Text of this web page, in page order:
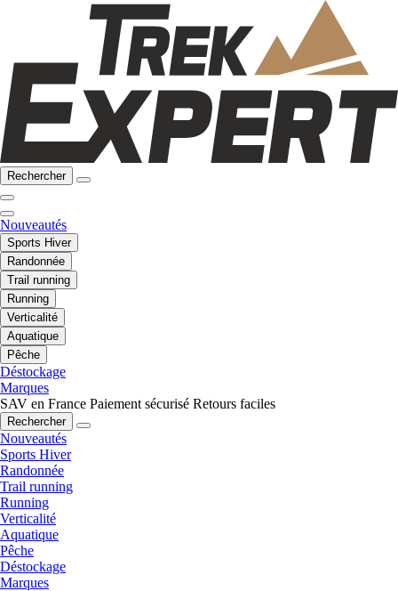
Rechercher
Nouveautés
Sports Hiver
Randonnée
Trail running
Running
Verticalité
Aquatique
Pêche
Déstockage
Marques
SAV en France Paiement sécurisé Retours faciles
Rechercher
Nouveautés
Sports Hiver
Randonnée
Trail running
Running
Verticalité
Aquatique
Pêche
Déstockage
Marques